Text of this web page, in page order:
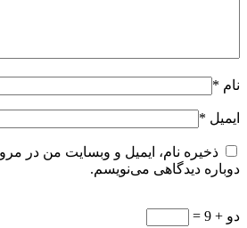
نام *
ایمیل *
ذخیره نام، ایمیل و وبسایت من در
دوباره دیدگاهی می‌نویسم.
دو + 9 =